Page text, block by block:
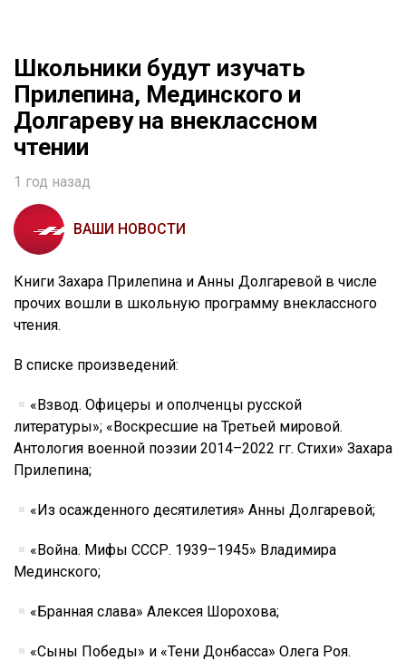
Школьники будут изучать
Прилепина, Мединского и
Долгареву на внеклассном
чтении
1 год назад
ВАШИ НОВОСТИ
Книги Захара Прилепина и Анны Долгаревой в числе
прочих вошли в школьную программу внеклассного
чтения.
В списке произведений:
«Взвод. Офицеры и ополченцы русской
литературы»; «Воскресшие на Третьей мировой.
Антология военной поэзии 2014–2022 гг. Стихи» Захара
Прилепина;
«Из осажденного десятилетия» Анны Долгаревой;
«Война. Мифы СССР. 1939–1945» Владимира
Мединского;
«Бранная слава» Алексея Шорохова;
«Сыны Победы» и «Тени Донбасса» Олега Роя.